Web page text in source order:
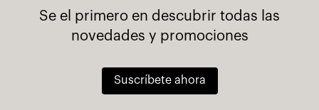
Se el primero en descubrir todas las
novedades y promociones
Suscríbete ahora